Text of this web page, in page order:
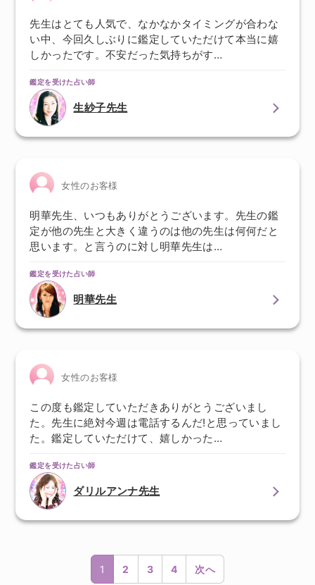
先生はとても人気で、なかなかタイミングが合わな
い中、今回久しぶりに鑑定していただけて本当に嬉
しかったです。不安だった気持ちがす…
鑑定を受けた占い師
生紗子先生
女性のお客様
明華先生、いつもありがとうございます。先生の鑑
定が他の先生と大きく違うのは他の先生は何何だと
思います。と言うのに対し明華先生は…
鑑定を受けた占い師
明華先生
女性のお客様
この度も鑑定していただきありがとうございまし
た。先生に絶対今週は電話するんだ!と思っていまし
た。鑑定していただけて、嬉しかった…
鑑定を受けた占い師
ダリルアンナ先生
1 2 3 4 次へ